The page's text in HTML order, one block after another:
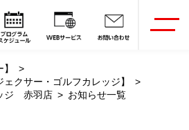
クサー・ゴルフカレッジ】
ジ 赤羽店
お知らせ一覧